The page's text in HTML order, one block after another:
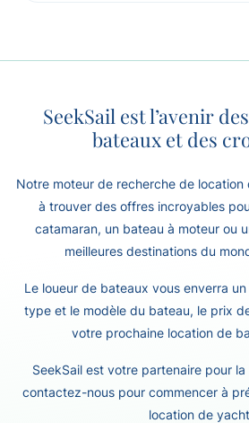
SeekSail est l’avenir
bateaux et des
Notre moteur de recherche de
à trouver des offres incroyables
catamaran, un bateau à moteur ou
meilleures destinations du
Le loueur de bateaux vous enverra
type et le modèle du bateau, le prix
votre prochaine location de
SeekSail est votre partenaire pour
contactez-nous pour commencer à
location de